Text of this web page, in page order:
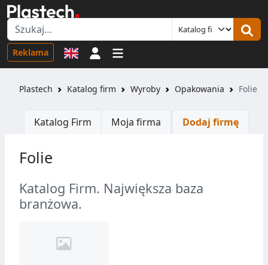
Reklama Logowanie
Plastech Katalog firm Wyroby Opakowania Folie
Katalog Firm Moja firma Dodaj firmę
Folie
Katalog Firm. Największa baza
branżowa.